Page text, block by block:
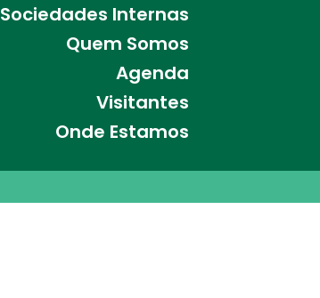
Sociedades Internas
Quem Somos
Agenda
Visitantes
Onde Estamos